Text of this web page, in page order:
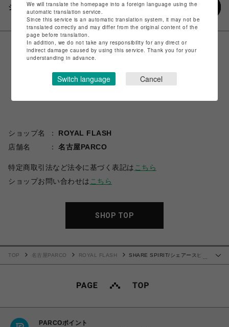
シェアする
ショップ名
ROYAL FLASH
店舗名
名古屋PARCO
特定商取引法など法令に基づく表記は こちら
ショップお問い合わせは こちら
SHOP TOP
…
TOP 名古屋PARCO ROYAL FLASH
SHARE SPIRIT/シェアースピリ
PARCOポイント
We will translate the homepage into a foreign language using the
automatic translation service.
Since this service is an automatic translation system, it may not be
translated correctly and may differ from the original content of the
page before translation.
In addition, we do not take any responsibility for any direct or
indirect damage caused by using this service. Thank you for your
understanding in advance.
Switch language Cancel